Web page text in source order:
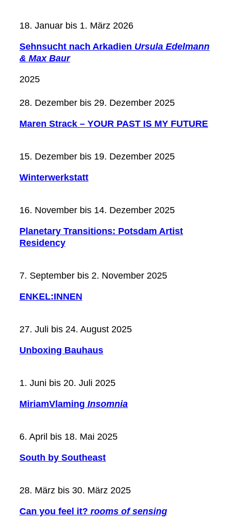
18. Januar bis 1. März 2026
Sehnsucht nach Arkadien Ursula Edelmann
& Max Baur
2025
28. Dezember bis 29. Dezember 2025
Maren Strack – YOUR PAST IS MY FUTURE
15. Dezember bis 19. Dezember 2025
Winterwerkstatt
16. November bis 14. Dezember 2025
Planetary Transitions: Potsdam Artist
Residency
7. September bis 2. November 2025
ENKEL:INNEN
27. Juli bis 24. August 2025
Unboxing Bauhaus
1. Juni bis 20. Juli 2025
MiriamVlaming Insomnia
6. April bis 18. Mai 2025
South by Southeast
28. März bis 30. März 2025
Can you feel it? rooms of sensing